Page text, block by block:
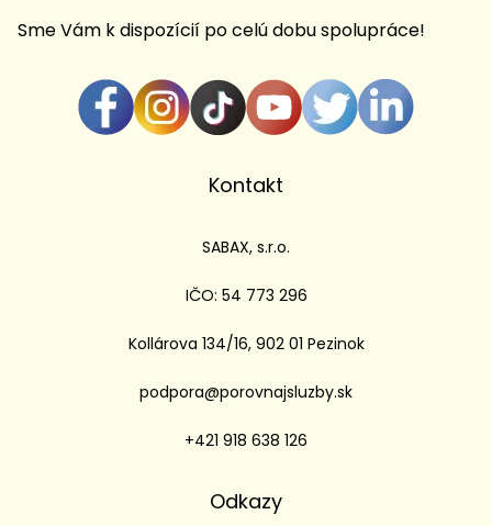
Sme Vám k dispozícií po celú dobu spolupráce!
Kontakt
SABAX, s.r.o.
IČO: 54 773 296
Kollárova 134/16, 902 01 Pezinok
podpora@porovnajsluzby.sk
+421 918 638 126
Odkazy